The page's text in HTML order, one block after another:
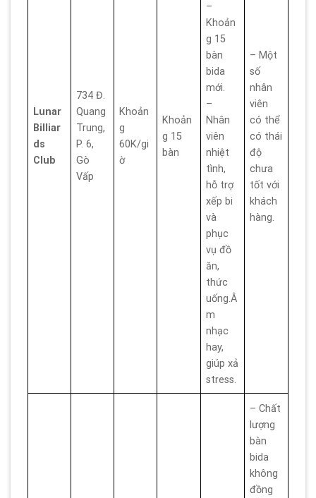
Lunar
Billiar
ds
Club
734 Đ.
Quang
Trung,
P. 6,
Gò
Vấp
Khoản
g
60K/gi
ờ
Khoản
g 15
bàn
–
Khoản
g 15
bàn
bida
mới.
–
Nhân
viên
nhiệt
tình,
hỗ trợ
xếp bi
và
phục
vụ đồ
ăn,
thức
uống.Â
m
nhạc
hay,
giúp xả
stress.
– Một
số
nhân
viên
có thể
có thái
độ
chưa
tốt với
khách
hàng.
– Chất
lượng
bàn
bida
không
đồng